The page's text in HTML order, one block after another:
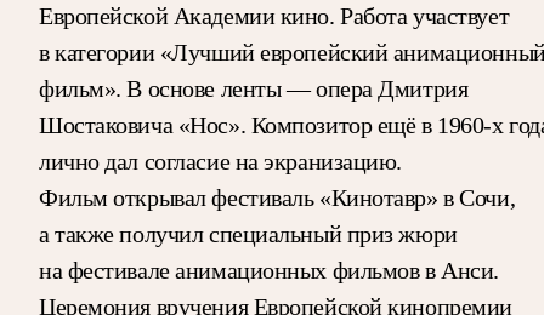
Европейской Академии кино. Работа участвует
в категории «Лучший европейский
фильм». В основе ленты — опера Дмитрия
Шостаковича «Нос». Композитор ещё в 1960-х
лично дал согласие на экранизацию.
Фильм открывал фестиваль «Кинотавр» в Сочи,
а также получил специальный приз жюри
на фестивале анимационных фильмов в Анси.
Церемония вручения Европейской кинопремии